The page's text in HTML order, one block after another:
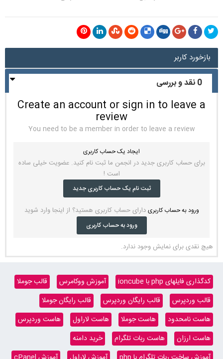
بازخورد کاربر
0 نقد و بررسی
Create an account or sign in to leave a
review
You need to be a member in order to leave a review
ایجاد یک حساب کاربری
برای حساب کاربری جدید در انجمن ما ثبت نام کنید. عضویت خیلی ساده
است !
ثبت نام یک حساب کاربری جدید
ورود به حساب کاربری دارای حساب کاربری هستید؟ از اینجا وارد شوید
ورود به حساب کاربری
هیچ نقدی برای نمایش وجود ندارد.
کدگذاری فایلهای php با ioncube آموزش ووکامرس
قالب جوملا
قالب وردپرس
قالب رایگان وردپرس
قالب رایگان جوملا
هاست نامحدود
هاست جوملا هاست لاراول
هاست وردپرس
هاست ارزان
هاست ربات تلگرام
خرید دامنه